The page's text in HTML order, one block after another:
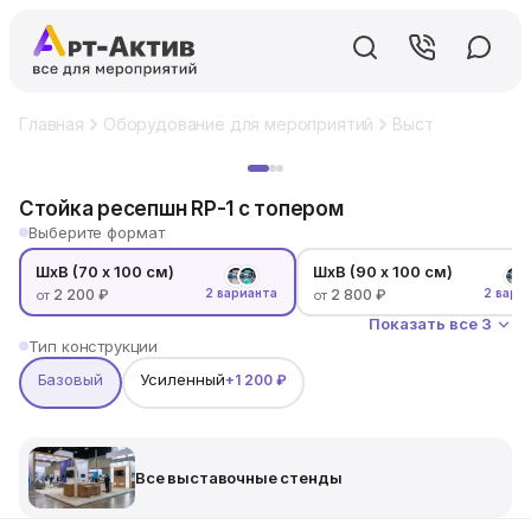
Главная Оборудование для мероприятий Выставочный
Стойка ресепшн RP-1 с топером
Выберите формат
ШхВ (70 x 100 см)
от 2 200 ₽ 2 варианта
ШхВ (90 x 100 см)
от 2 800 ₽ 2
Показать все 3
Тип конструкции
Базовый
Усиленный+1 200 ₽
Все выставочные стенды